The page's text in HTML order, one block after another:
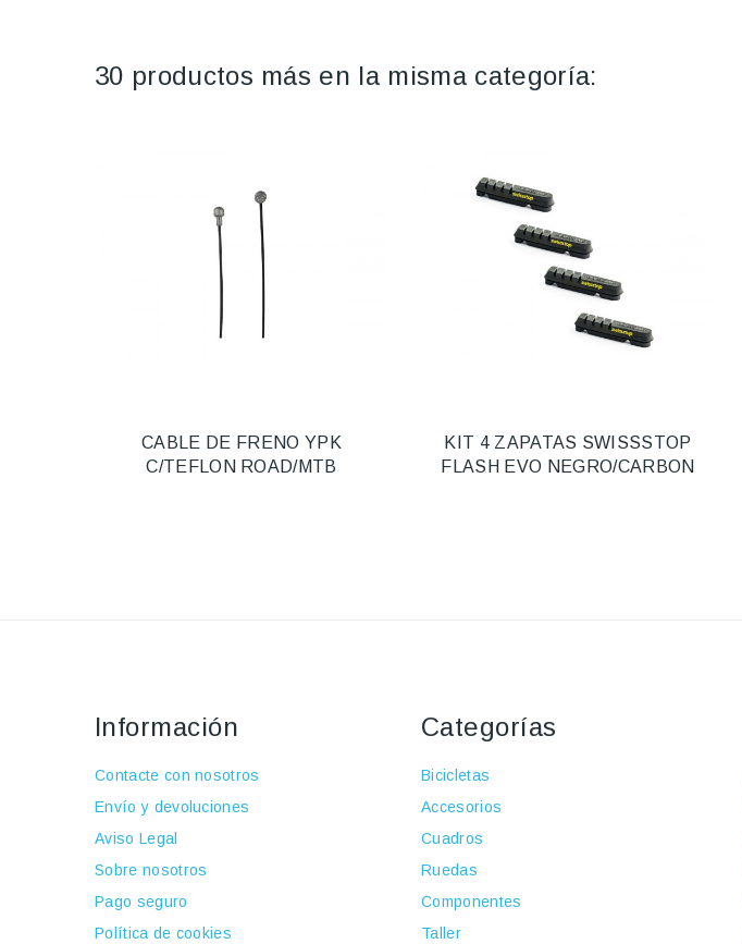
30 productos más en la misma categoría:
CABLE DE FRENO YPK
C/TEFLON ROAD/MTB
KIT 4 ZAPATAS SWISSSTOP
FLASH EVO NEGRO/CARBON
Información
Contacte con nosotros
Envío y devoluciones
Aviso Legal
Sobre nosotros
Pago seguro
Política de cookies
Categorías
Bicicletas
Accesorios
Cuadros
Ruedas
Componentes
Taller